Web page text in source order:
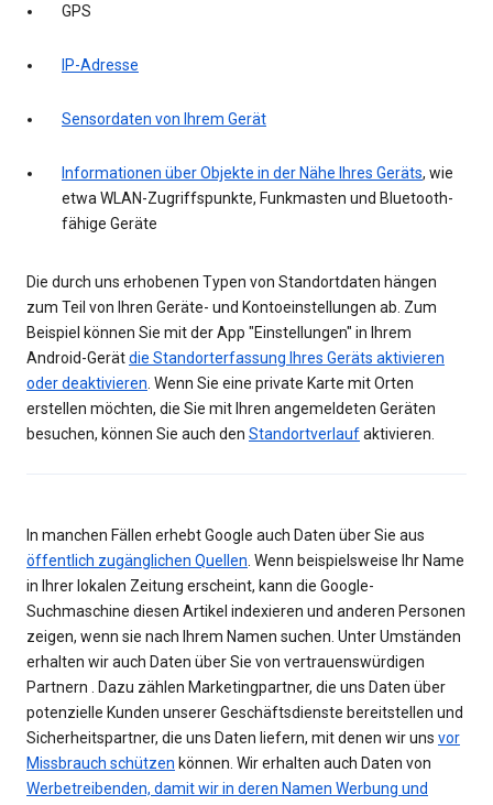
GPS
IP-Adresse
Sensordaten von Ihrem Gerät
Informationen über Objekte in der Nähe Ihres Geräts, wie
etwa WLAN-Zugriffspunkte, Funkmasten und Bluetooth-
fähige Geräte
Die durch uns erhobenen Typen von Standortdaten hängen
zum Teil von Ihren Geräte- und Kontoeinstellungen ab. Zum
Beispiel können Sie mit der App "Einstellungen" in Ihrem
Android-Gerätdie Standorterfassung Ihres Geräts aktivieren
oder deaktivieren. Wenn Sie eine private Karte mit Orten
erstellen möchten, die Sie mit Ihren angemeldeten Geräten
besuchen, können Sie auch den Standortverlaufaktivieren.
In manchen Fällen erhebt Google auch Daten über Sie aus
öffentlich zugänglichen Quellen. Wenn beispielsweise Ihr Name
in Ihrer lokalen Zeitung erscheint, kann die Google-
Suchmaschine diesen Artikel indexieren und anderen Personen
zeigen, wenn sie nach Ihrem Namen suchen. Unter Umständen
erhalten wir auch Daten über Sie von vertrauenswürdigen
Partnern . Dazu zählen Marketingpartner, die uns Daten über
potenzielle Kunden unserer Geschäftsdienste bereitstellen und
Sicherheitspartner, die uns Daten liefern, mit denen wir uns vor
Missbrauch schützen können. Wir erhalten auch Daten von
Werbetreibenden, damit wir in deren Namen Werbung und